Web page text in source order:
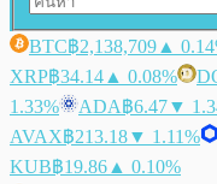
BTC฿2,138,709 ▲
XRP฿34.14 ▲ 0.08%
1.33%
ADA฿6.47▼
AVAX฿213.18▼ 1.11%
KUB฿19.86 ▲ 0.10%